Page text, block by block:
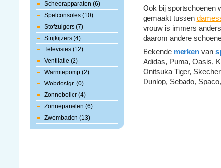
Scheerapparaten (6)
Spelconsoles (10)
Stofzuigers (7)
Strijkijzers (4)
Televisies (12)
Ventilatie (2)
Warmtepomp (2)
Webdesign (0)
Zonneboiler (4)
Zonnepanelen (6)
Zwembaden (13)
Ook bij sportschoenen
gemaakt tussen
vrouw is immers
daarom andere
Bekende merken van
Adidas, Puma, Oasis,
Onitsuka Tiger,
Dunlop, Sebado,